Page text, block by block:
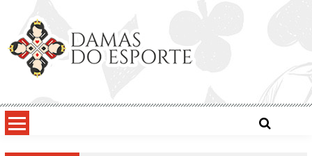
content
Damas do Esporte